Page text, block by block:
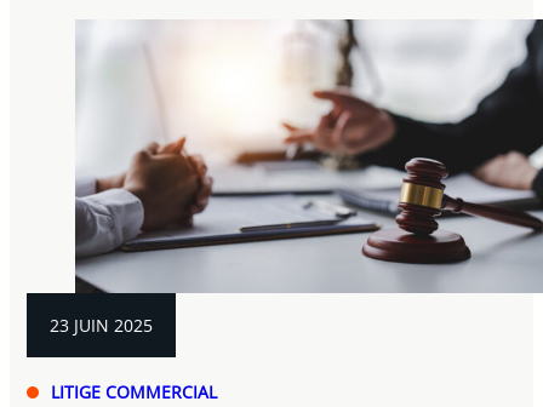
23 JUIN 2025
LITIGE COMMERCIAL